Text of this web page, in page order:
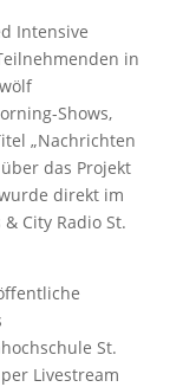
Intensive
in
Shows,
„Nachrichten
das Projekt
direkt im
City Radio St.
St.
Livestream